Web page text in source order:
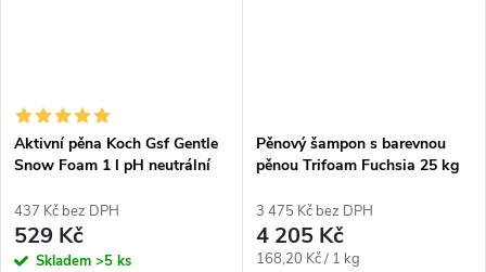
Aktivní pěna Koch Gsf Gentle
Snow Foam 1 l pH neutrální
437 Kč bez DPH
529 Kč
Skladem >5 ks
Pěnový šampon s barevnou
pěnou Trifoam Fuchsia 25 kg
3 475 Kč bez DPH
4 205 Kč
Měrná
168,20 Kč / 1 kg